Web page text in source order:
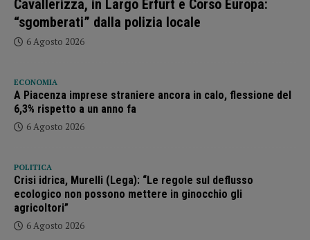
Cavallerizza, in Largo Erfurt e Corso Europa:
“sgomberati” dalla polizia locale
6 Agosto 2026
ECONOMIA
A Piacenza imprese straniere ancora in calo, flessione del
6,3% rispetto a un anno fa
6 Agosto 2026
POLITICA
Crisi idrica, Murelli (Lega): “Le regole sul deflusso
ecologico non possono mettere in ginocchio gli
agricoltori”
6 Agosto 2026